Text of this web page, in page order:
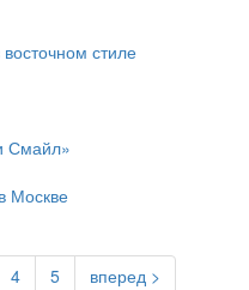
стиле
Смайл»
Москве
4 5 вперед >